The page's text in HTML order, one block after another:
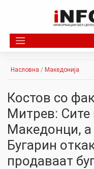
Насловна / Македонија
Костов со
Митрев: Сите
Македонци, а
Бугарин
продаваат